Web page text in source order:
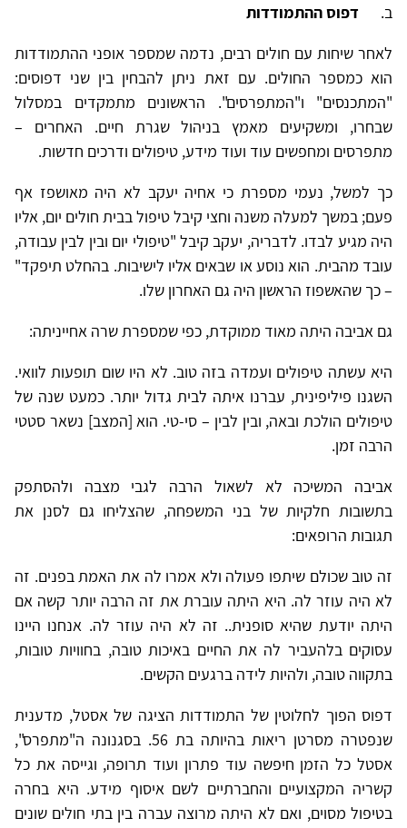
ב. דפוס ההתמודדות
לאחר שיחות עם חולים רבים, נדמה שמספר אופני ההתמודדות
הוא כמספר החולים. עם זאת ניתן להבחין בין שני דפוסים:
"המתכנסים" ו"המתפרסים". הראשונים מתמקדים במסלול
שבחרו, ומשקיעים מאמץ בניהול שגרת חיים. האחרים –
מתפרסים ומחפשים עוד ועוד מידע, טיפולים ודרכים חדשות.
כך למשל, נעמי מספרת כי אחיה יעקב לא היה מאושפז אף
פעם; במשך למעלה משנה וחצי קיבל טיפול בבית חולים יום, אליו
היה מגיע לבדו. לדבריה, יעקב קיבל "טיפולי יום ובין לבין עבודה,
עובד מהבית. הוא נוסע או שבאים אליו לישיבות. בהחלט תיפקד"
– כך שהאשפוז הראשון היה גם האחרון שלו.
גם אביבה היתה מאוד ממוקדת, כפי שמספרת שרה אחייניתה:
היא עשתה טיפולים ועמדה בזה טוב. לא היו שום תופעות לוואי.
השגנו פיליפינית, עברנו איתה לבית גדול יותר. כמעט שנה של
טיפולים הולכת ובאה, ובין לבין – סי-טי. הוא [המצב] נשאר סטטי
הרבה זמן.
אביבה המשיכה לא לשאול הרבה לגבי מצבה ולהסתפק
בתשובות חלקיות של בני המשפחה, שהצליחו גם לסנן את
תגובות הרופאים:
זה טוב שכולם שיתפו פעולה ולא אמרו לה את האמת בפנים. זה
לא היה עוזר לה. היא היתה עוברת את זה הרבה יותר קשה אם
היתה יודעת שהיא סופנית.. זה לא היה עוזר לה. אנחנו היינו
עסוקים בלהעביר לה את החיים באיכות טובה, בחוויות טובות,
בתקווה טובה, ולהיות לידה ברגעים הקשים.
דפוס הפוך לחלוטין של התמודדות הציגה של אסטל, מדענית
שנפטרה מסרטן ריאות בהיותה בת 56. בסגנונה ה"מתפרס",
אסטל כל הזמן חיפשה עוד פתרון ועוד תרופה, וגייסה את כל
קשריה המקצועיים והחברתיים לשם איסוף מידע. היא בחרה
בטיפול מסוים, ואם לא היתה מרוצה עברה בין בתי חולים שונים